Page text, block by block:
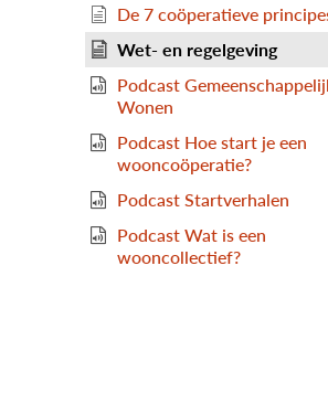
De 7 coöperatieve
Wet- en regelgeving
Podcast
Wonen
Podcast Hoe start je een
wooncoöperatie?
Podcast Startverhalen
Podcast Wat is een
wooncollectief?